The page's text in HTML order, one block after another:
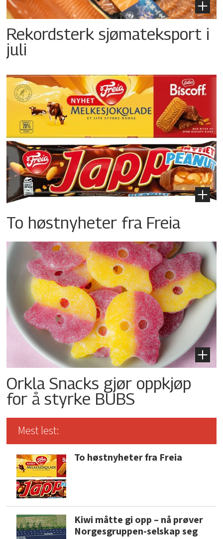
Rekordsterk sjømateksport i
juli
To høstnyheter fra Freia
Orkla Snacks gjør oppkjøp
for å styrke BUBS
Mest lest:
To høstnyheter fra Freia
Kiwi måtte gi opp – nå prøver
Norgesgruppen-selskap seg